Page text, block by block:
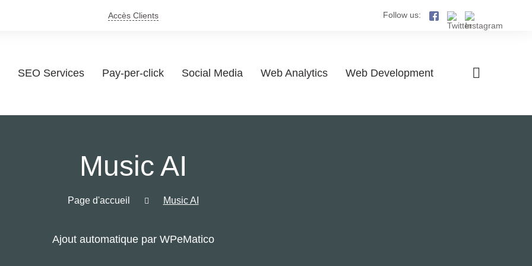
Accès Clients Follow us:
SEO Services Pay-per-click Social Media Web Analytics Web Development
Music AI
Page d'accueil Music AI
Ajout automatique par WPeMatico